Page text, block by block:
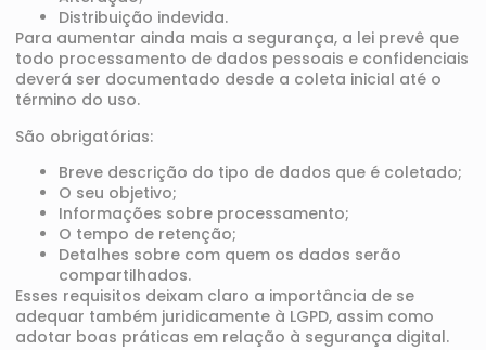
Distribuição indevida.
Para aumentar ainda mais a segurança, a lei prevê que
todo processamento de dados pessoais e confidenciais
deverá ser documentado desde a coleta inicial até o
término do uso.
São obrigatórias:
Breve descrição do tipo de dados que é coletado;
O seu objetivo;
Informações sobre processamento;
O tempo de retenção;
Detalhes sobre com quem os dados serão
compartilhados.
Esses requisitos deixam claro a importância de se
adequar também juridicamente à LGPD, assim como
adotar boas práticas em relação à segurança digital.